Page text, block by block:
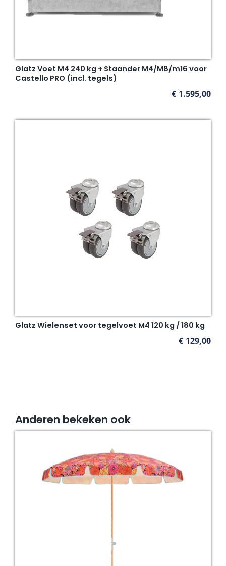
Glatz Voet M4 240 kg + Staander M4/M8/m16 voor
Castello PRO (incl. tegels)
€ 1.595,00
Glatz Wielenset voor tegelvoet M4 120 kg / 180 kg
€ 129,00
Anderen bekeken ook